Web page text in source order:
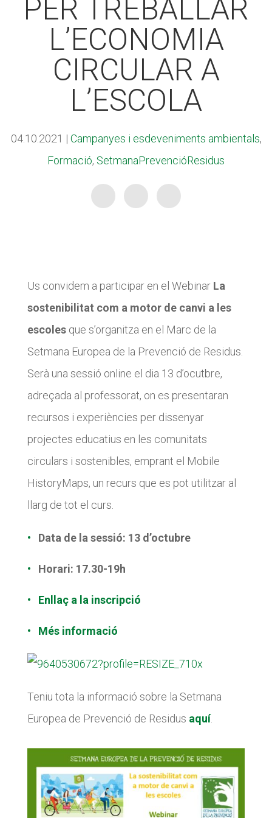
PER TREBALLAR
L’ECONOMIA
CIRCULAR A
L’ESCOLA
04.10.2021 | Campanyes i esdeveniments ambientals,
Formació, SetmanaPrevencióResidus
Us convidem a participar en el Webinar La
sostenibilitat com a motor de canvi a les
escolesque s’organitza en el Marc de la
Setmana Europea de la Prevenció de Residus.
Serà una sessió online el dia 13 d’ocutbre,
adreçada al professorat, on es presentaran
recursos i experiències per dissenyar
projectes educatius en les comunitats
circulars i sostenibles, emprant el Mobile
HistoryMaps, un recurs que es pot utilitzar al
llarg de tot el curs.
Data de la sessió: 13 d’octubre
Horari: 17.30-19h
Enllaç a la inscripció
Més informació
Teniu tota la informació sobre la Setmana
Europea de Prevenció de Residus aquí.
CASES DE COLÒNIES
ACCIÓ SOCIAL I JOVES
ESPLAIS
SUPORT TERCER SECTOR
L'equip
Missió i valors
Els comptes clars
Memòria d'activitats
Proposta educativa
ACTUALITAT
Butlletins
Diari de la Fundació
Fes voluntariat
Fes un donatiu
Treballa amb nosaltres
CASES DE COLÒNIES
ACCIÓ SOCIAL I JOVES
ESPLAIS
SUPORT TERCER SECTOR
L'equip
Missió i valors
Els comptes clars
Memòria d'activitats
Proposta educativa
ACTUALITAT
Butlletins
Diari de la Fundació
Fes voluntariat
Fes un donatiu
Treballa amb nosaltres